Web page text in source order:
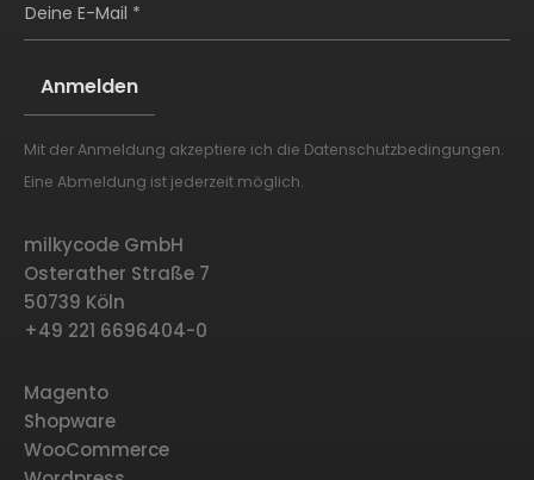
Deine E-Mail *
Mit der Anmeldung akzeptiere ich die Datenschutzbedingungen.
Eine Abmeldung ist jederzeit möglich.
milkycode GmbH
Osterather Straße 7
50739 Köln
+49 221 6696404-0
Magento
Shopware
WooCommerce